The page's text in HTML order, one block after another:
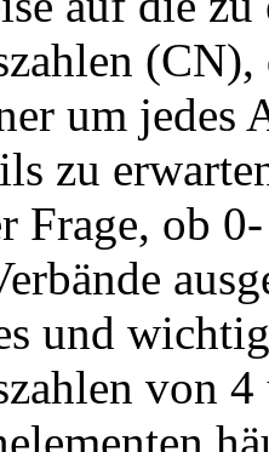
um jedes
zu
Frage, ob
und
von 4